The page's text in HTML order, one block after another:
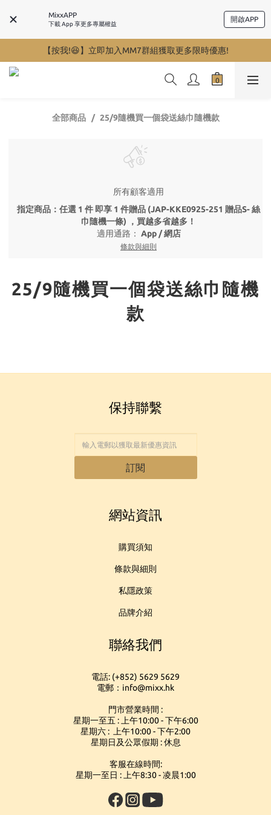
MixxAPP
下載 App 享更多專屬權益
開啟APP
【按我!😆】立即加入MM7群組獲取更多限時優惠!
全部商品 25/9隨機買一個袋送絲巾隨機款
所有顧客適用
指定商品：任選 1 件 即享 1 件贈品 (JAP-KKE0925-251 贈品S- 絲
巾隨機一條) ，買越多省越多！
適用通路： App / 網店
條款與細則
25/9隨機買一個袋送絲巾隨機
款
保持聯繫
訂閱
網站資訊
購買須知
條款與細則
私隱政策
品牌介紹
聯絡我們
電話: (+852) 5629 5629
電郵：info@mixx.hk
門市營業時間 :
星期一至五 : 上午10:00 - 下午6:00
星期六 : 上午10:00 - 下午2:00
星期日及公眾假期 : 休息
客服在線時間:
星期一至日 : 上午8:30 - 凌晨1:00